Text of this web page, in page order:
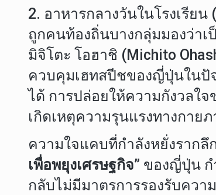
2. อาหารกลางวันในโรงเรียน
ถูกคนท้องถิ่นบางกลุ่มมองว่าเ
มิจิโตะ โอฮาชิ (Michito
ควบคุมเฮทสปีชของญี่ปุ่นในปั
ได้ การปล่อยให้ความกังวลใ
เกิดเหตุความรุนแรงทางกาย
ความใจแคบที่กำลังหยั่งราก
เพื่อพยุงเศรษฐกิจ” ของญี่ปุ่น ก
กลับไม่มีมาตรการรองรับควา